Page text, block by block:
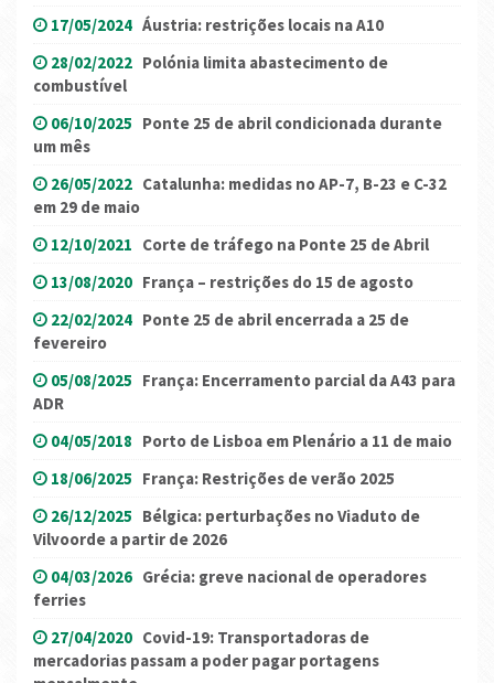
17/05/2024 Áustria: restrições locais na A10
28/02/2022 Polónia limita abastecimento de
combustível
06/10/2025 Ponte 25 de abril condicionada durante
um mês
26/05/2022 Catalunha: medidas no AP-7, B-23 e C-32
em 29 de maio
12/10/2021 Corte de tráfego na Ponte 25 de Abril
13/08/2020 França – restrições do 15 de agosto
22/02/2024 Ponte 25 de abril encerrada a 25 de
fevereiro
05/08/2025 França: Encerramento parcial da A43 para
ADR
04/05/2018 Porto de Lisboa em Plenário a 11 de maio
18/06/2025 França: Restrições de verão 2025
26/12/2025 Bélgica: perturbações no Viaduto de
Vilvoorde a partir de 2026
04/03/2026 Grécia: greve nacional de operadores
ferries
27/04/2020 Covid-19: Transportadoras de
mercadorias passam a poder pagar portagens